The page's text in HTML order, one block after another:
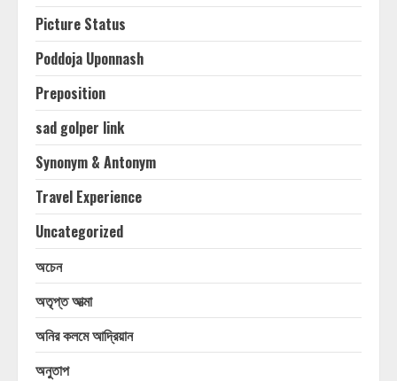
Picture Status
Poddoja Uponnash
Preposition
sad golper link
Synonym & Antonym
Travel Experience
Uncategorized
অচেন
অতৃপ্ত আত্মা
অনির কলমে আদ্রিয়ান
অনুতাপ